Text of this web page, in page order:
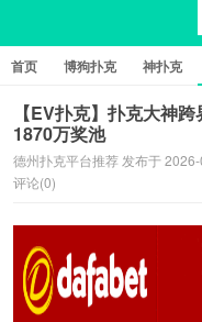
首页 博狗扑克 神扑克
新葡京棋牌
红星扑克 扑
【EV扑克】扑克大神
1870万奖池
德州扑克平台推荐 发布于
评论(0)